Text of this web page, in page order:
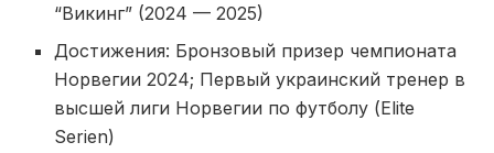
“Викинг” (2024 — 2025)
Достижения: Бронзовый призер чемпионата
Норвегии 2024; Первый украинский тренер в
высшей лиги Норвегии по футболу (Elite
Serien)